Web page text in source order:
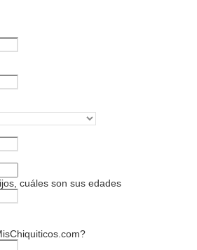
cuáles son sus edades